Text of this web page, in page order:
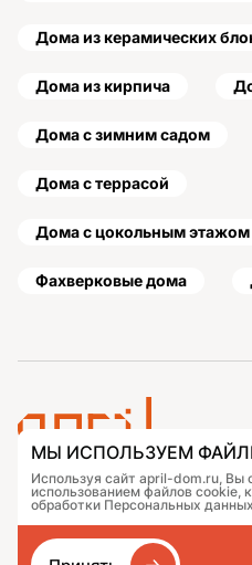
Дома из керамических
Дома из кирпича
Дома с зимним садом
Дома с террасой
Дома с цокольным этажом
Фахверковые дома
Проекты
Подобрать дом
Портфолио
О компании
МЫ ИСПОЛЬЗУЕМ
Используя сайт april-dom.ru, Вы
использованием файлов cookie,
обработки Персональных